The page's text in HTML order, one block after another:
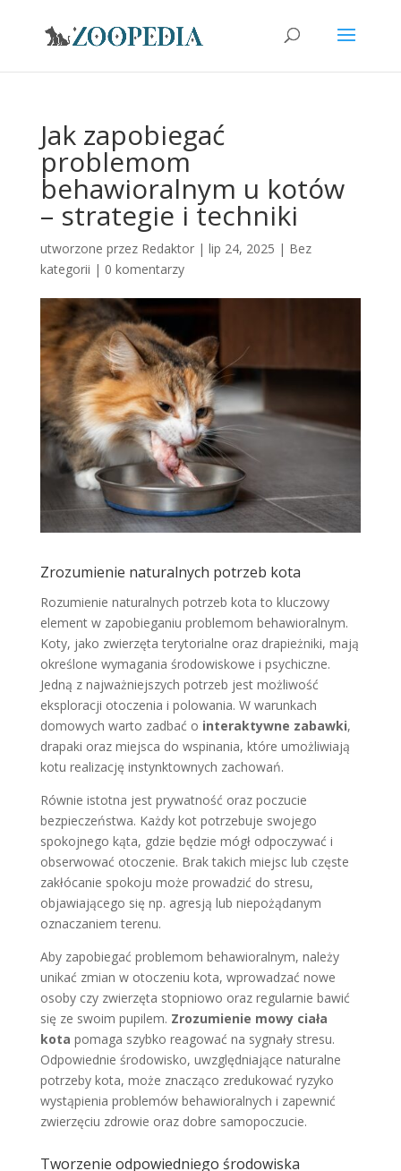
Jak zapobiegać
problemom
behawioralnym u kotów
– strategie i techniki
utworzone przez Redaktor| lip 24, 2025 | Bez
kategorii | 0 komentarzy
Zrozumienie naturalnych potrzeb kota
Rozumienie naturalnych potrzeb kota to kluczowy
element w zapobieganiu problemom behawioralnym.
Koty, jako zwierzęta terytorialne oraz drapieżniki, mają
określone wymagania środowiskowe i psychiczne.
Jedną z najważniejszych potrzeb jest możliwość
eksploracji otoczenia i polowania. W warunkach
domowych warto zadbać o interaktywne zabawki,
drapaki oraz miejsca do wspinania, które umożliwiają
kotu realizację instynktownych zachowań.
Równie istotna jest prywatność oraz poczucie
bezpieczeństwa. Każdy kot potrzebuje swojego
spokojnego kąta, gdzie będzie mógł odpoczywać i
obserwować otoczenie. Brak takich miejsc lub częste
zakłócanie spokoju może prowadzić do stresu,
objawiającego się np. agresją lub niepożądanym
oznaczaniem terenu.
Aby zapobiegać problemom behawioralnym, należy
unikać zmian w otoczeniu kota, wprowadzać nowe
osoby czy zwierzęta stopniowo oraz regularnie bawić
się ze swoim pupilem. Zrozumienie mowy ciała
kota pomaga szybko reagować na sygnały stresu.
Odpowiednie środowisko, uwzględniające naturalne
potrzeby kota, może znacząco zredukować ryzyko
wystąpienia problemów behawioralnych i zapewnić
zwierzęciu zdrowie oraz dobre samopoczucie.
Tworzenie odpowiedniego środowiska